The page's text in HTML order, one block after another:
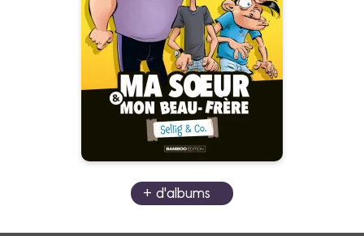
Tome 01
Date de parution :
29/05/2024
L’humoriste nous présente sa
drôle de famille… pas si
éloignée de la nôtre !
+ d'albums